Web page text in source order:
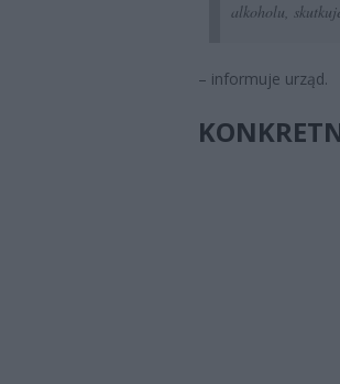
alkoholu,
– informuje urząd.